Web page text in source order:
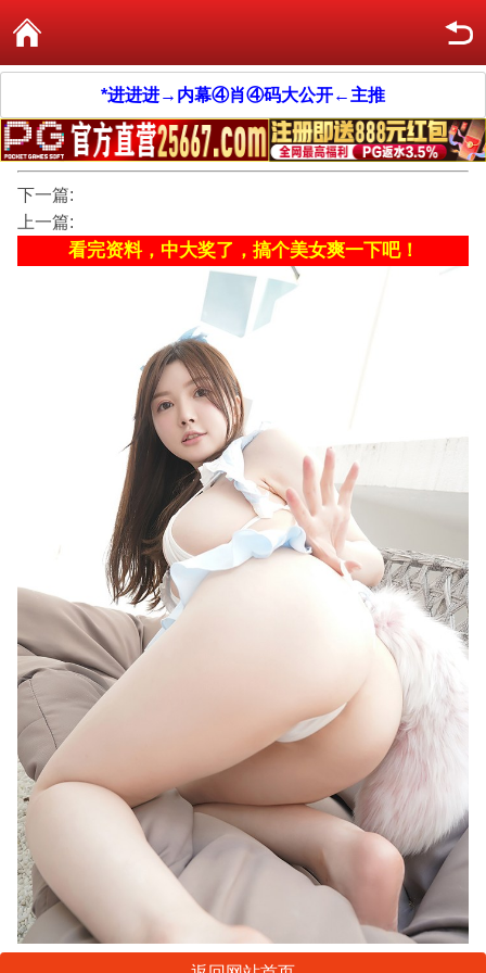
*进进进→内幕④肖④码大公开←主推
下一篇:
上一篇:
看完资料，中大奖了，搞个美女爽一下吧！